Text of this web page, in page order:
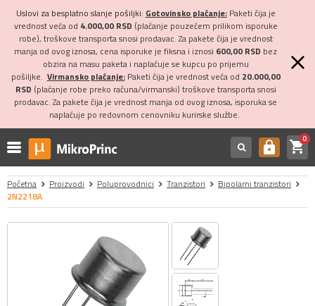
Uslovi za besplatno slanje pošiljki: Gotovinsko plaćanje:Paketi čija je
vrednost veća od 4.000,00 RSD (plaćanje pouzećem prilikom isporuke
robe), troškove transporta snosi prodavac. Za pakete čija je vrednost
manja od ovog iznosa, cena isporuke je fiksna i iznosi 600,00 RSD bez
obzira na masu paketa i naplaćuje se kupcu po prijemu
pošiljke. Virmansko plaćanje:Paketi čija je vrednost veća od 20.000,00
RSD (plaćanje robe preko računa/virmanski) troškove transporta snosi
prodavac. Za pakete čija je vrednost manja od ovog iznosa, isporuka se
naplaćuje po redovnom cenovniku kurirske službe.
https shopping_cart0
Početna Proizvodi Poluprovodnici Tranzistori
Bipolarni tranzistori
2N2218A